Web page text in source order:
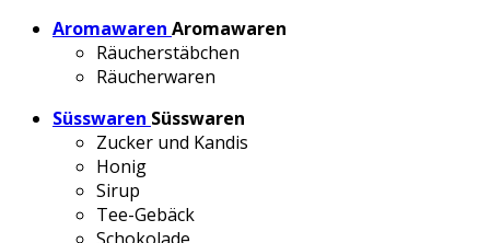
Aromawaren Aromawaren
Räucherstäbchen
Räucherwaren
Süsswaren Süsswaren
Zucker und Kandis
Honig
Sirup
Tee-Gebäck